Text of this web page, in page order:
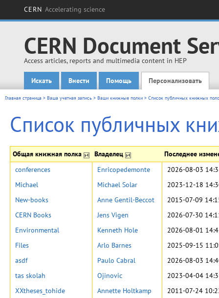
CERN Accelerating science
CERN Document
Access articles, reports and multimedia content in HEP
Main menu
Искать Внести Помощь Персонализовать
Главная страница > Ваша учетная запись > Ваши книжные полки > Список публичных книжных
Список публичных
Общая книжная полка Владелец Последнее
conferences Enricopedemonte
2026-08-03
Michael
Michael Solar
2023-12-18
New-books
Anne Gentil-Beccot
2015-07-09
CERN Books
Jens Vigen
2026-07-30
Environmental
Kenneth Hole
2026-08-01
Files
Arlo Barnes
2025-09-15
asdf
Paulo Cabral
2026-08-03
tas skolah
Ojinovic
2023-04-04
XXtheses_tohide
Annette Holtkamp
2011-07-24